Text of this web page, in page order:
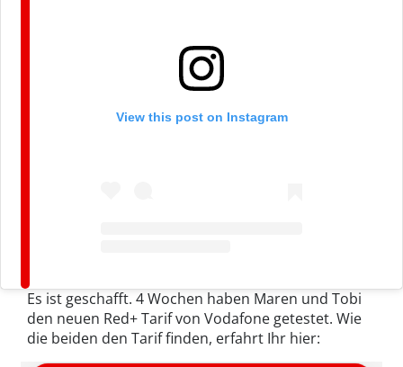
View this post on Instagram
Es ist geschafft. 4 Wochen haben Maren und Tobi
den neuen Red+ Tarif von Vodafone getestet. Wie
die beiden den Tarif finden, erfahrt Ihr hier: